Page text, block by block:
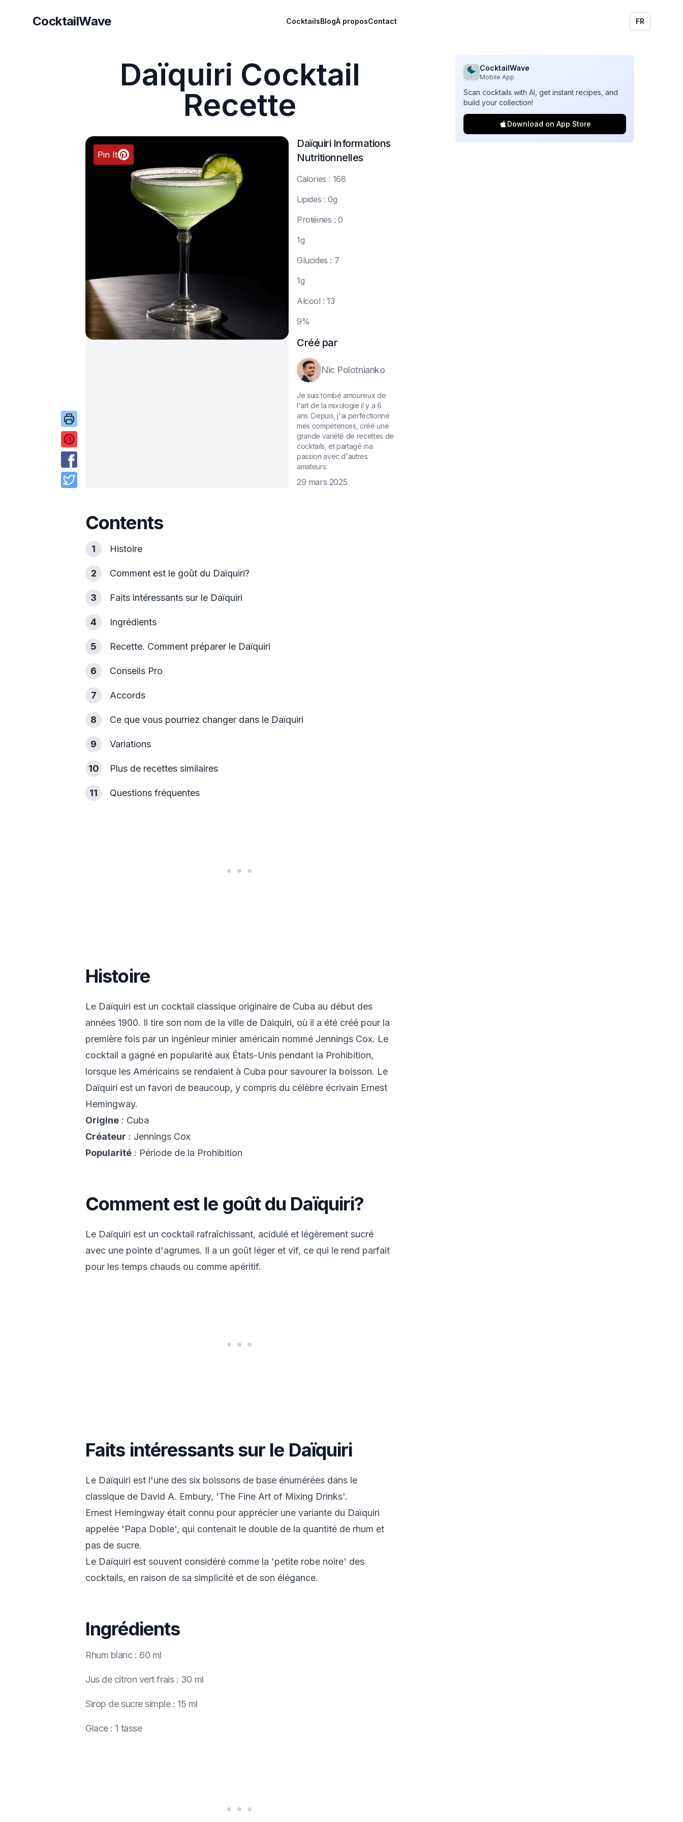
CocktailWave
CocktailWave CocktailsBlogÀ proposContact FR
Daïquiri Cocktail
Recette
Pin It
DaïquiriInformations
Nutritionnelles
Calories : 168
Lipides : 0g
Protéines : 0
1g
Glucides : 7
1g
Alcool : 13
9%
Créé par
Nic Polotnianko
Je suis tombé amoureux de
l'art de la mixologie il y a 6
ans. Depuis, j'ai perfectionné
mes compétences, créé une
grande variété de recettes de
cocktails, et partagé ma
passion avec d'autres
amateurs.
29 mars 2025
Contents
1 Histoire
2 Comment est le goût du Daïquiri?
3 Faits intéressants sur le Daïquiri
4 Ingrédients
5 Recette. Comment préparer le Daïquiri
6 Conseils Pro
7 Accords
8 Ce que vous pourriez changer dans le Daïquiri
9 Variations
10 Plus de recettes similaires
11 Questions fréquentes
Histoire
Le Daïquiri est un cocktail classique originaire de Cuba au début des
années 1900. Il tire son nom de la ville de Daiquiri, où il a été créé pour la
première fois par un ingénieur minier américain nommé Jennings Cox. Le
cocktail a gagné en popularité aux États-Unis pendant la Prohibition,
lorsque les Américains se rendaient à Cuba pour savourer la boisson. Le
Daïquiri est un favori de beaucoup, y compris du célèbre écrivain Ernest
Hemingway.
Origine : Cuba
Créateur : Jennings Cox
Popularité : Période de la Prohibition
Comment est le goût du Daïquiri?
Le Daïquiri est un cocktail rafraîchissant, acidulé et légèrement sucré
avec une pointe d'agrumes. Il a un goût léger et vif, ce qui le rend parfait
pour les temps chauds ou comme apéritif.
Faits intéressants sur le Daïquiri
Le Daïquiri est l'une des six boissons de base énumérées dans le
classique de David A. Embury, 'The Fine Art of Mixing Drinks'.
Ernest Hemingway était connu pour apprécier une variante du Daïquiri
appelée 'Papa Doble', qui contenait le double de la quantité de rhum et
pas de sucre.
Le Daïquiri est souvent considéré comme la 'petite robe noire' des
cocktails, en raison de sa simplicité et de son élégance.
Ingrédients
Rhum blanc : 60 ml
Jus de citron vert frais : 30 ml
Sirop de sucre simple : 15 ml
Glace : 1 tasse
CocktailWave
Mobile App
Scan cocktails with AI, get instant recipes, and
build your collection!
Download on App Store